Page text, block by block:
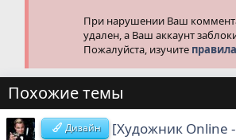
При нарушении Ваш
удален, а Ваш аккаунт
Пожалуйста, изучите
Похожие темы
Дизайн
[Художник Online